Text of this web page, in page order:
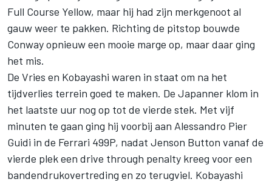
Full Course Yellow, maar hij had zijn merkgenoot al
gauw weer te pakken. Richting de pitstop bouwde
Conway opnieuw een mooie marge op, maar daar ging
het mis.
De Vries en Kobayashi waren in staat om na het
tijdverlies terrein goed te maken. De Japanner klom in
het laatste uur nog op tot de vierde stek. Met vijf
minuten te gaan ging hij voorbij aan Alessandro Pier
Guidi in de Ferrari 499P, nadat Jenson Button vanaf de
vierde plek een drive through penalty kreeg voor een
bandendrukovertreding en zo terugviel. Kobayashi